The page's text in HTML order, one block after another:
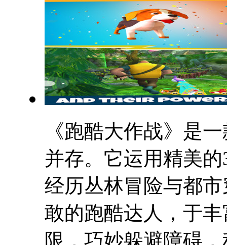
《跑酷大作战》是
并存。它运用精美
经历丛林冒险与都
敢的跑酷达人，于
限，巧妙躲避障碍